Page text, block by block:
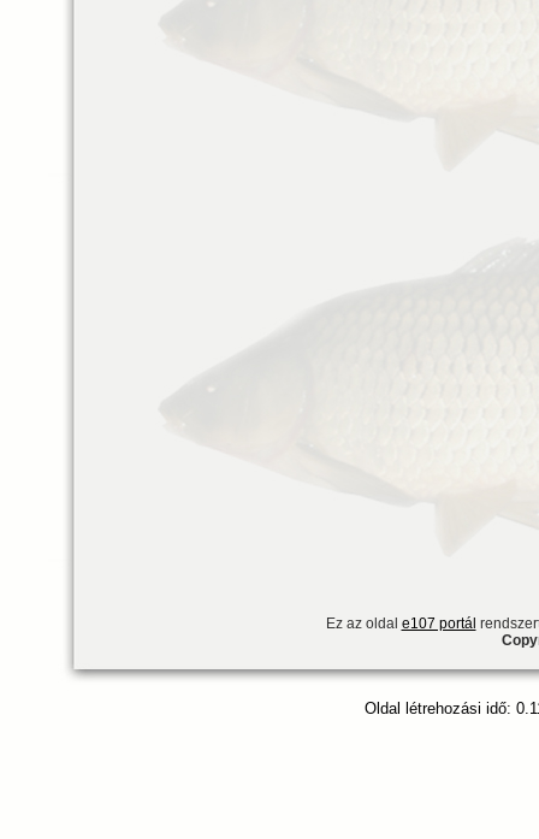
Ez az oldal e107 portál
Oldal létrehozási idő: